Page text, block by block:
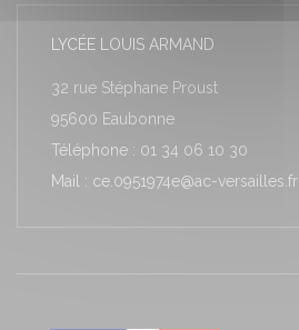
LYCÉE LOUIS ARMAND
32 rue Stéphane Proust
95600 Eaubonne
Téléphone : 01 34 06 10 30
Mail : ce.0951974e@ac-versailles.fr